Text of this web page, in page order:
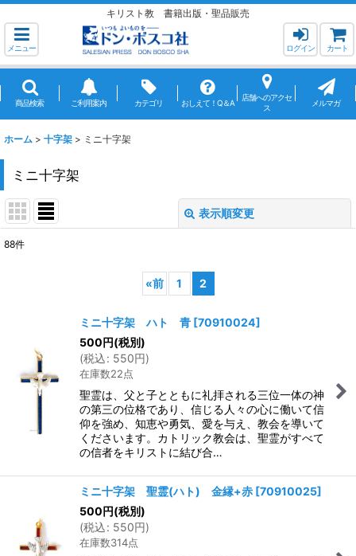
キリスト教 書籍出版・聖品販売
メニュー ログイン カート
商品検索 ご利用案内 カテゴリ おしえて！Q＆A
店舗へのアクセ
ス
メルマガ
ホーム > 十字架 > ミニ十字架
ミニ十字架
表示順変更
88件
«前 1 2
ミニ十字架 ハト 青 [70910024]
500円(税別)
(税込: 550円)
在庫数22点
聖霊は、父と子とともに礼拝される三位一体の神
の第三の位格であり、信じる人々の心に働いて信
仰を強め、知恵や勇気、愛を与え、教会を導いて
くださいます。カトリック教会は、聖霊がすべて
の信者をキリストに結び合…
ミニ十字架 聖霊(ハト) 金縁+赤 [70910025]
500円(税別)
(税込: 550円)
在庫数314点